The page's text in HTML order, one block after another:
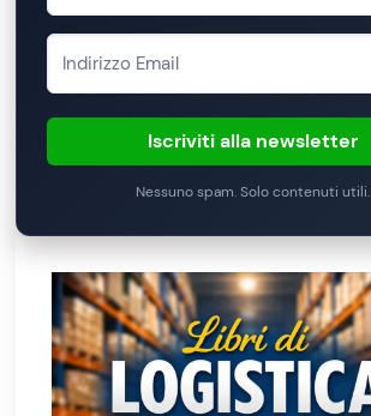
Iscriviti alla newsletter
Nessuno spam. Solo contenuti utili.